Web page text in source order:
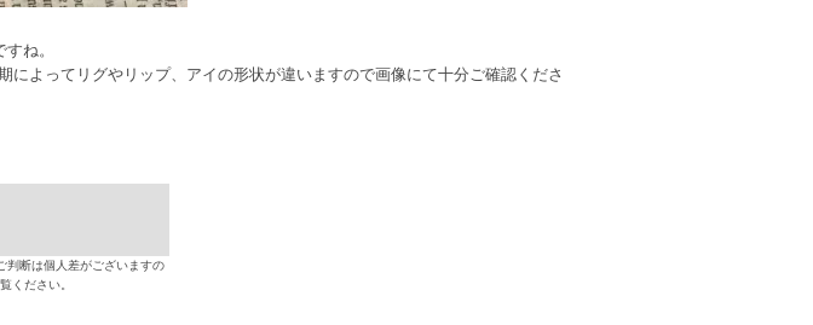
ね。
よってリグやリップ、アイの形状が違いますので画像にて十分ご確認くださ
判断は個人差がございますの
ください。